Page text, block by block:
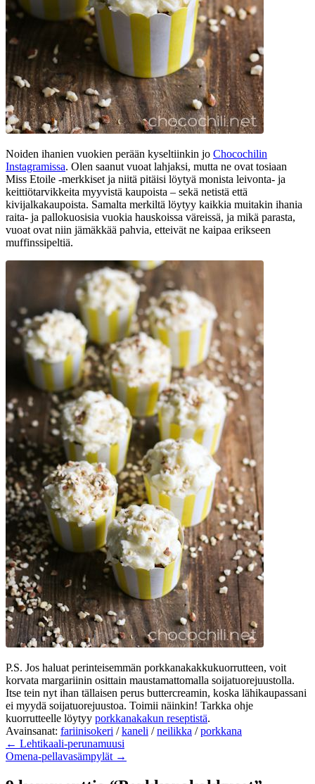
Noiden ihanien vuokien perään kyseltiinkin jo Chocochilin
Instagramissa. Olen saanut vuoat lahjaksi, mutta ne ovat tosiaan
Miss Etoile -merkkiset ja niitä pitäisi löytyä monista leivonta- ja
keittiötarvikkeita myyvistä kaupoista – sekä netistä että
kivijalkakaupoista. Samalta merkiltä löytyy kaikkia muitakin ihania
raita- ja pallokuosisia vuokia hauskoissa väreissä, ja mikä parasta,
vuoat ovat niin jämäkkää pahvia, etteivät ne kaipaa erikseen
muffinssipeltiä.
P.S. Jos haluat perinteisemmän porkkanakakkukuorrutteen, voit
korvata margariinin osittain maustamattomalla soijatuorejuustolla.
Itse tein nyt ihan tällaisen perus buttercreamin, koska lähikaupassani
ei myydä soijatuorejuustoa. Toimii näinkin! Tarkka ohje
kuorrutteelle löytyy porkkanakakun reseptistä.
Avainsanat: fariinisokeri /kaneli /neilikka /porkkana
← Lehtikaali-perunamuusi
Omena-pellavasämpylät →